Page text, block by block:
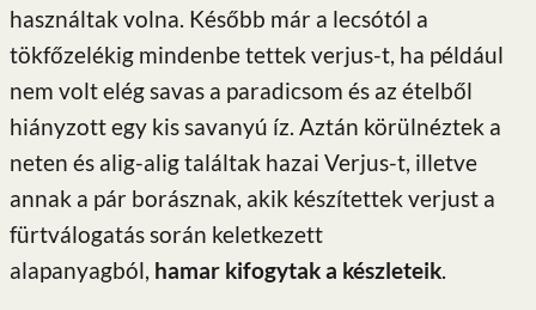
használtak volna. Később már a lecsótól a
tökfőzelékig mindenbe tettek verjus-t, ha például
nem volt elég savas a paradicsom és az ételből
hiányzott egy kis savanyú íz. Aztán körülnéztek a
neten és alig-alig találtak hazai Verjus-t, illetve
annak a pár borásznak, akik készítettek verjust a
fürtválogatás során keletkezett
alapanyagból, hamar kifogytak a készleteik.